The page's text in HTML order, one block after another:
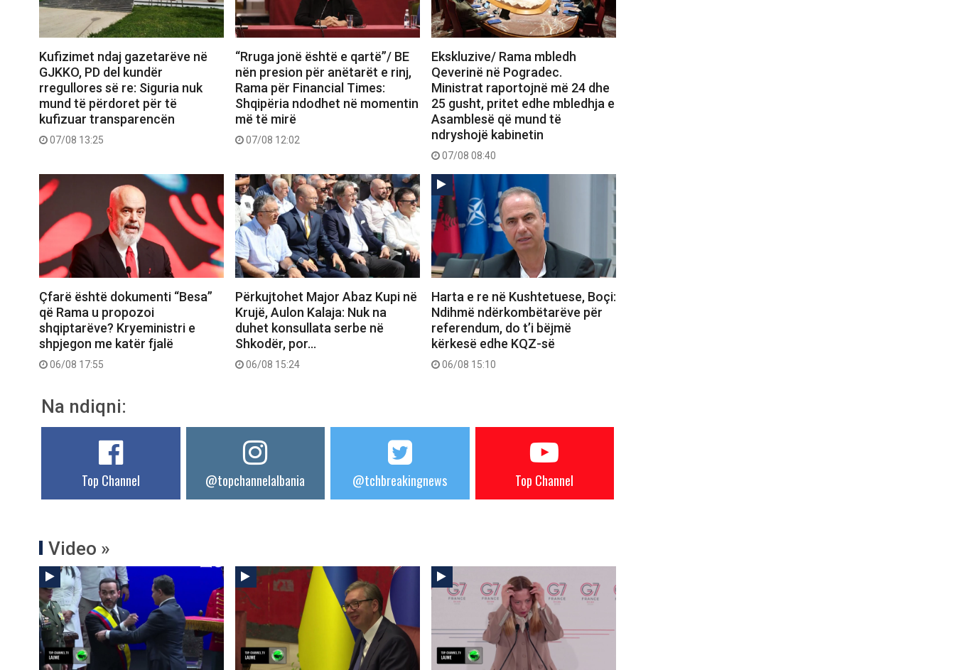
Kufizimet ndaj gazetarëve në
GJKKO, PD del kundër
rregullores së re: Siguria nuk
mund të përdoret për të
kufizuar transparencën
07/08 13:25
“Rruga jonë është e qartë”/ BE
nën presion për anëtarët e rinj,
Rama për Financial Times:
Shqipëria ndodhet në momentin
më të mirë
07/08 12:02
Ekskluzive/ Rama mbledh
Qeverinë në Pogradec.
Ministrat raportojnë më 24 dhe
25 gusht, pritet edhe mbledhja e
Asamblesë që mund të
ndryshojë kabinetin
07/08 08:40
Çfarë është dokumenti “Besa”
që Rama u propozoi
shqiptarëve? Kryeministri e
shpjegon me katër fjalë
06/08 17:55
Përkujtohet Major Abaz Kupi në
Krujë, Aulon Kalaja: Nuk na
duhet konsullata serbe në
Shkodër, por…
06/08 15:24
Harta e re në Kushtetuese, Boçi:
Ndihmë ndërkombëtarëve për
referendum, do t’i bëjmë
kërkesë edhe KQZ-së
06/08 15:10
Na ndiqni:
Top Channel @topchannelalbania @tchbreakingnews Top Channel
Video »